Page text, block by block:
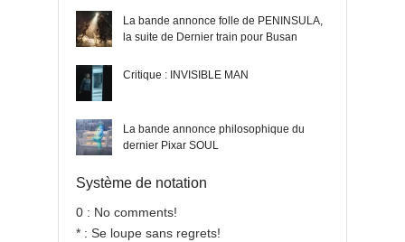
La bande annonce folle de PENINSULA,
la suite de Dernier train pour Busan
Critique : INVISIBLE MAN
La bande annonce philosophique du
dernier Pixar SOUL
Système de notation
0 : No comments!
* : Se loupe sans regrets!